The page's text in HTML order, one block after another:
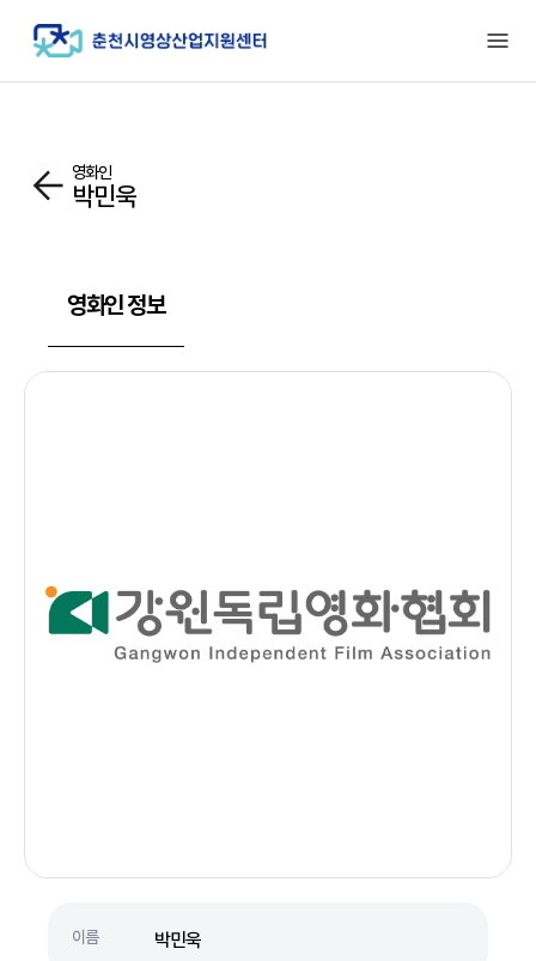
영화인
박민욱
영화인 정보
이름 박민욱